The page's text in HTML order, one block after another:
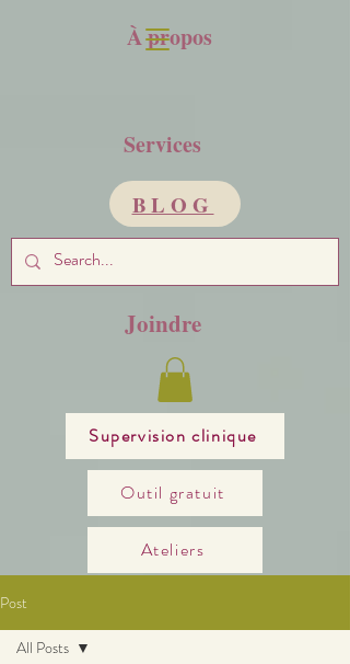
À propos
Services
BLOG
Joindre
Supervision clinique
Outil gratuit
Ateliers
Post
All Posts